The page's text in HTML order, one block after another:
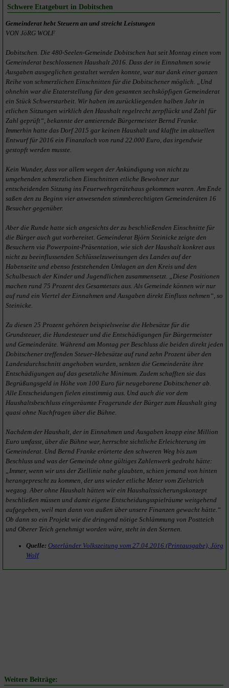
Schwere Etatgeburt in Dobitschen
Gemeinderat hebt Steuern an und streicht Leistungen
VON JöRG WOLF
Dobitschen. Die 480-Seelen-Gemeinde Dobitschen hat seit Montag einen vom
Gemeinderat beschlossenen Haushalt 2016. Dass der in Einnahmen sowie
Ausgaben ausgeglichen gestaltet werden konnte, war nur dank einer ganzen
Reihe von schmerzlichen Einschnitten für die Dobitschener möglich. „Und
ohnehin war die Etaterstellung für den gesamten sechsköpfigen Gemeinderat
ein Stück Schwerstarbeit. Wir haben im zurückliegenden halben Jahr in
etlichen Sitzungen wirklich den Haushalt regelrecht zerpflückt und Zahl für
Zahl geprüft“, bekannte der amtierende Bürgermeister Bernd Franke.
Immerhin hatte das Dorf 2015 gar keinen Haushalt und klaffte im aktuellen
Entwurf für 2016 ein Finanzloch von rund 22.000 Euro, das irgendwie
gestopft werden musste.
Kein Wunder, dass vor allem wegen der Ankündigung von nicht zu
umgehenden schmerzlichen Einschnitten etliche Bewohner zur
entscheidenden Sitzung ins Feuerwehrgerätehaus gekommen waren. Am Ende
saßen den zu Beginn vier anwesenden stimmberechtigten Gemeinderäten 16
Besucher gegenüber.
Aber die Runde hatte sich angesichts der zu beschließenden Einschnitte für
die Bürger auch gut vorbereitet. Gemeinderat Björn Steinicke zeigte den
Besuchern via Powerpoint-Präsentation, wie sich der Haushalt konkret aus
nicht zu beeinflussenden Schlüsselzuweisungen des Landes auf der
Habenseite und ebenso feststehenden Umlagen an den Kreis und den
Schulbesuch der Kinder und Jugendlichen zusammensetzt. „Diese Positionen
machen rund 75 Prozent des Gesamtetats aus. Als Gemeinde können wir nur
auf rund ein Viertel der Einnahmen und Ausgaben direkt Einfluss nehmen“, so
Steinicke.
Zu diesen 25 Prozent gehören beispielsweise die Hebesätze für die
Grundsteuer, die Hundesteuer und die Entschädigungen für Bürgermeister
und Gemeinderäte. Während am Montag per Beschluss die beiden direkt jeden
Dobitschener treffenden Steuer-Hebesätze auf rund zehn Prozent über den
Landesdurchschnitt angehoben wurden, senkten die Gemeinderäte ihre
Entschädigungen auf das gesetzliche Minimum. Zudem schafften sie das
Begrüßungsgeld in Höhe von 100 Euro für neugeborene Dobitschener ab.
Alle Entscheidungen fielen einstimmig aus. Und auch die vor dem
Haushaltsbeschluss eingeräumte Fragerunde der Bürger zum Haushalt ging
quasi ohne Nachfragen über die Bühne.
Nachdem der Haushalt, der in Einnahmen und Ausgaben knapp eine Million
Euro umfasst, über die Bühne war, herrschte sichtliche Erleichterung im
Gemeinderat. Und Bernd Franke erörterte den schweren Weg bis zum
Beschluss und was der Gemeinde ohne gültiges Zahlenwerk gedroht hätte:
„Immer, wenn wir uns der Ziellinie nahe glaubten, schien jemand von hinten
herangeprescht zu kommen, der uns wieder etliche Meter vom Zielstrich
wegzog. Aber ohne Haushalt hätten wir ein Haushaltssicherungskonzept
beschließen müssen und damit eigene Entscheidungsspielräume weitgehend
aufgegeben, weil man dann von außen über unsere Finanzen gewacht hätte.“
Ob dann so ein Projekt wie die dringend nötige Schlämmung von Postteich
und Oberer Teich genehmigt worden wäre, steht in den Sternen.
Quelle: Osterländer Volkszeitung vom 27.04.2016 (Printausgabe), Jörg
Wolf
Weitere Beiträge: